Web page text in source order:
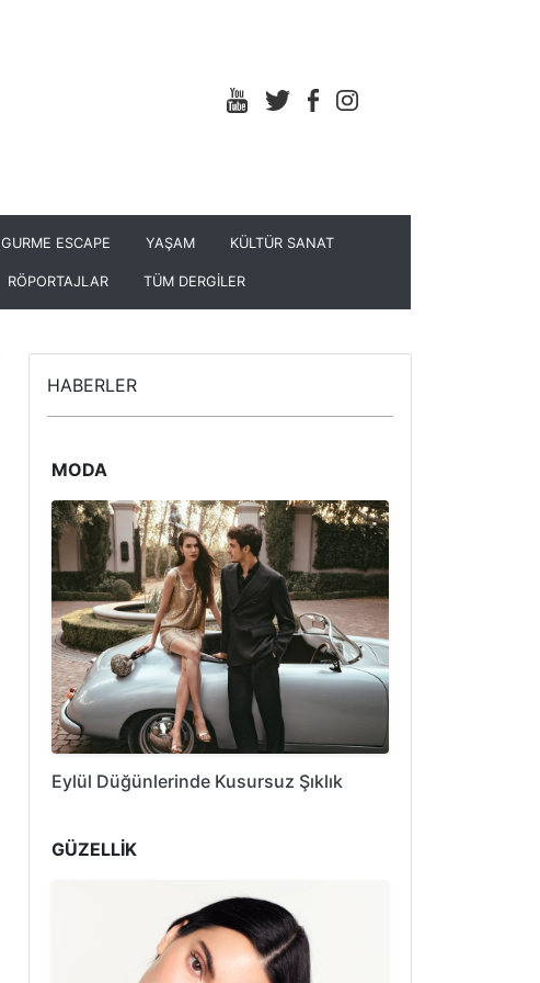
GURME ESCAPE YAŞAM KÜLTÜR SANAT
RÖPORTAJLAR TÜM DERGİLER
HABERLER
MODA
Eylül Düğünlerinde Kusursuz Şıklık
GÜZELLİK